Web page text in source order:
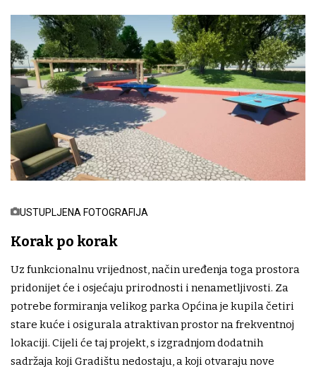
USTUPLJENA FOTOGRAFIJA
Korak po korak
Uz funkcionalnu vrijednost, način uređenja toga prostora
pridonijet će i osjećaju prirodnosti i nenametljivosti. Za
potrebe formiranja velikog parka Općina je kupila četiri
stare kuće i osigurala atraktivan prostor na frekventnoj
lokaciji. Cijeli će taj projekt, s izgradnjom dodatnih
sadržaja koji Gradištu nedostaju, a koji otvaraju nove